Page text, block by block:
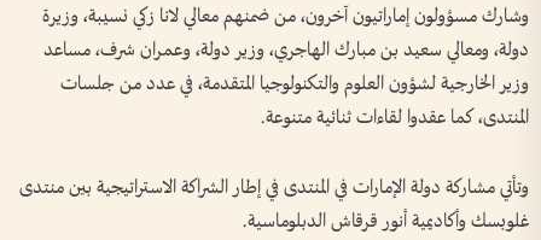
وشارك مسؤولون إماراتيون آخرون، من ضمنهم معالي لانا زكي نسيبة، وزيرة
دولة، ومعالي سعيد بن مبارك الهاجري، وزير دولة، وعمران شرف، مساعد
وزير الخارجية لشؤون العلوم والتكنولوجيا المتقدمة، في عدد من جلسات
المنتدى، كما عقدوا لقاءات ثنائية متنوعة.
وتأتي مشاركة دولة الإمارات في المنتدى في إطار الشراكة الاستراتيجية بين منتدى
غلوبسك وأكاديمية أنور قرقاش الدبلوماسية.